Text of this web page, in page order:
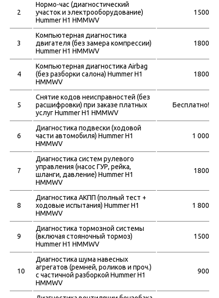
2
Нормо-час (диагностический
участок и электрооборудование)
Hummer H1 HMMWV
1500
3
Компьютерная диагностика
двигателя (без замера компрессии)
Hummer H1 HMMWV
1800
4
Компьютерная диагностика Airbag
(без разборки салона) Hummer H1
HMMWV
1800
5
Снятие кодов неисправностей (без
расшифровки) при заказе платных
услуг Hummer H1 HMMWV
Бесплатно!
6
Диагностика подвески (ходовой
части автомобиля) Hummer H1
HMMWV
1 000
7
Диагностика систем рулевого
управления (насос ГУР, рейка,
шланги, давление) Hummer H1
HMMWV
1800
8
Диагностика АКПП (полный тест +
ходовые испытания) Hummer H1
HMMWV
1 800
9
Диагностика тормозной системы
(включая стояночный тормоз)
Hummer H1 HMMWV
1500
10
Диагностика шума навесных
агрегатов (ремней, роликов и проч.)
с частичной разборкой Hummer H1
HMMWV
900